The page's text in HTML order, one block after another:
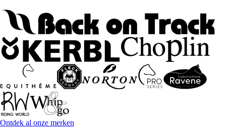
Ontdek al onze merken